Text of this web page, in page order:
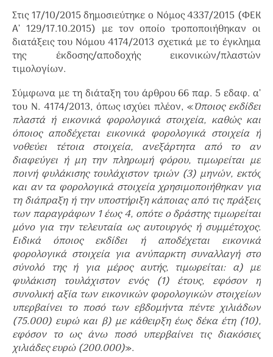
Στις 17/10/2015 δημοσιεύτηκε ο Νόμος 4337/2015 (ΦΕΚ
Α’ 129/17.10.2015) με τον οποίο τροποποιήθηκαν οι
διατάξεις του Νόμου 4174/2013 σχετικά με το έγκλημα
της έκδοσης/αποδοχής εικονικών/πλαστών
τιμολογίων.
Σύμφωνα με τη διάταξη του άρθρου 66 παρ. 5 εδαφ. α’
του Ν. 4174/2013, όπως ισχύει πλέον, «Όποιος εκδίδει
πλαστά ή εικονικά φορολογικά στοιχεία, καθώς και
όποιος αποδέχεται εικονικά φορολογικά στοιχεία ή
νοθεύει τέτοια στοιχεία, ανεξάρτητα από το αν
διαφεύγει ή μη την πληρωμή φόρου, τιμωρείται με
ποινή φυλάκισης τουλάχιστον τριών (3) μηνών, εκτός
και αν τα φορολογικά στοιχεία χρησιμοποιήθηκαν για
τη διάπραξη ή την υποστήριξη κάποιας από τις πράξεις
των παραγράφων 1 έως 4, οπότε ο δράστης τιμωρείται
μόνο για την τελευταία ως αυτουργός ή συμμέτοχος.
Ειδικά όποιος εκδίδει ή αποδέχεται εικονικά
φορολογικά στοιχεία για ανύπαρκτη συναλλαγή στο
σύνολό της ή για μέρος αυτής, τιμωρείται: α) με
φυλάκιση τουλάχιστον ενός (1) έτους, εφόσον η
συνολική αξία των εικονικών φορολογικών στοιχείων
υπερβαίνει το ποσό των εβδομήντα πέντε χιλιάδων
(75.000) ευρώ και β) με κάθειρξη έως δέκα έτη (10),
εφόσον το ως άνω ποσό υπερβαίνει τις διακόσιες
χιλιάδες ευρώ (200.000)».